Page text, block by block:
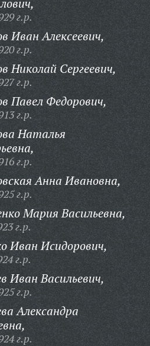
г.р.
Иван Алексеевич,
г.р.
Николай Сергеевич,
г.р.
Павел Федорович,
г.р.
Наталья
г.р.
Анна Ивановна,
г.р.
Мария Васильевна,
г.р.
Иван Исидорович,
г.р.
Иван Васильевич,
г.р.
Александра
г.р.